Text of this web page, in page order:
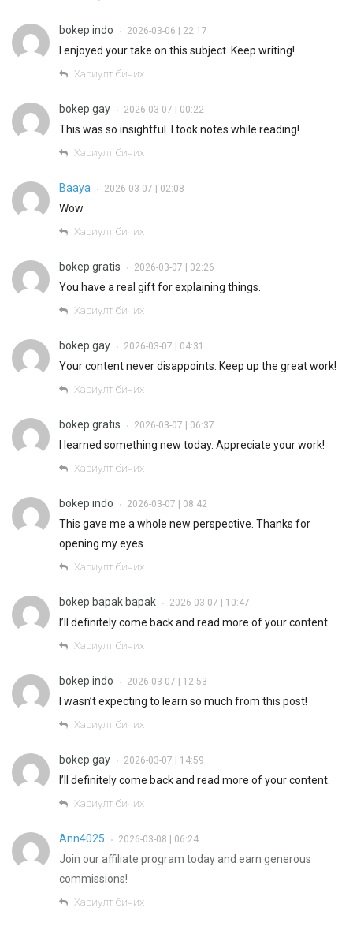
bokep indo • 2026-03-06 | 22:17
I enjoyed your take on this subject. Keep writing!
Хариулт бичих
bokep gay • 2026-03-07 | 00:22
This was so insightful. I took notes while reading!
Хариулт бичих
Baaya • 2026-03-07 | 02:08
Wow
Хариулт бичих
bokep gratis • 2026-03-07 | 02:26
You have a real gift for explaining things.
Хариулт бичих
bokep gay • 2026-03-07 | 04:31
Your content never disappoints. Keep up the great work!
Хариулт бичих
bokep gratis • 2026-03-07 | 06:37
I learned something new today. Appreciate your work!
Хариулт бичих
bokep indo • 2026-03-07 | 08:42
This gave me a whole new perspective. Thanks for
opening my eyes.
Хариулт бичих
bokep bapak bapak • 2026-03-07 | 10:47
I’ll definitely come back and read more of your content.
Хариулт бичих
bokep indo • 2026-03-07 | 12:53
I wasn’t expecting to learn so much from this post!
Хариулт бичих
bokep gay • 2026-03-07 | 14:59
I’ll definitely come back and read more of your content.
Хариулт бичих
Ann4025 • 2026-03-08 | 06:24
Join our affiliate program today and earn generous
commissions!
Хариулт бичих